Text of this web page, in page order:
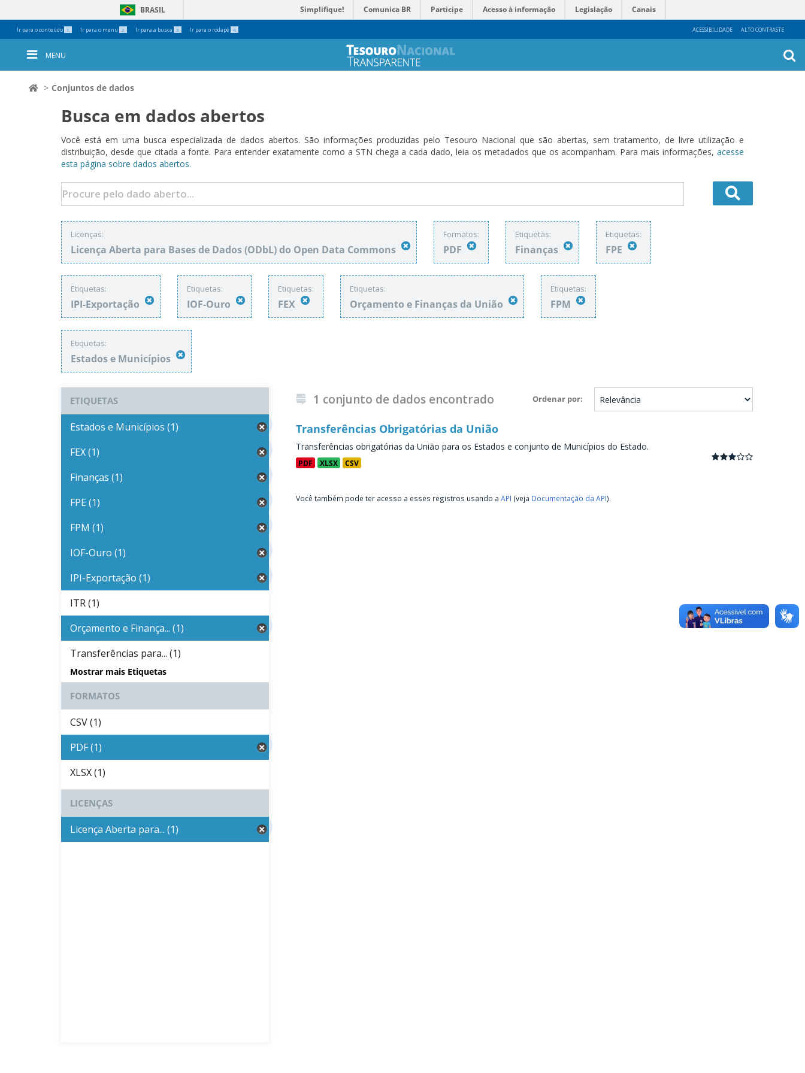
Ir para o conteúdo 1 Ir para o menu 2 Ir para a busca 3 Ir para o rodapé 4 ACESSIBILIDADE ALTO CONTRASTE
BRASIL Simplifique! Comunica BR Participe Acesso à informação Legislação Canais
Ferramentas
Pessoais
MENU
Conjuntos de dados
Busca em dados abertos
Você está em uma busca especializada de dados abertos. São informações produzidas pelo Tesouro Nacional que são abertas, sem tratamento, de livre utilização e
distribuição, desde que citada a fonte. Para entender exatamente como a STN chega a cada dado, leia os metadados que os acompanham. Para mais informações, acesse
esta página sobre dados abertos.
Licenças:
Licença Aberta para Bases de Dados (ODbL) do Open Data Commons
Formatos:
PDF
Etiquetas:
Finanças
Etiquetas:
FPE
Etiquetas:
IPI-Exportação
Etiquetas:
IOF-Ouro
Etiquetas:
FEX
Etiquetas:
Orçamento e Finanças da União
Etiquetas:
FPM
Etiquetas:
Estados e Municípios
Ordenar por
1 conjunto de dados encontrado
Transferências Obrigatórias da União
Transferências obrigatórias da União para os Estados e conjunto de Municípios do Estado.
PDF XLSX CSV
Você também pode ter acesso a esses registros usando a API (veja Documentação da API).
ETIQUETAS
Estados e Municípios (1)
FEX (1)
Finanças (1)
FPE (1)
FPM (1)
IOF-Ouro (1)
IPI-Exportação (1)
ITR (1)
Orçamento e Finança... (1)
Transferências para... (1)
Mostrar mais Etiquetas
FORMATOS
CSV (1)
PDF (1)
XLSX (1)
LICENÇAS
Licença Aberta para... (1)